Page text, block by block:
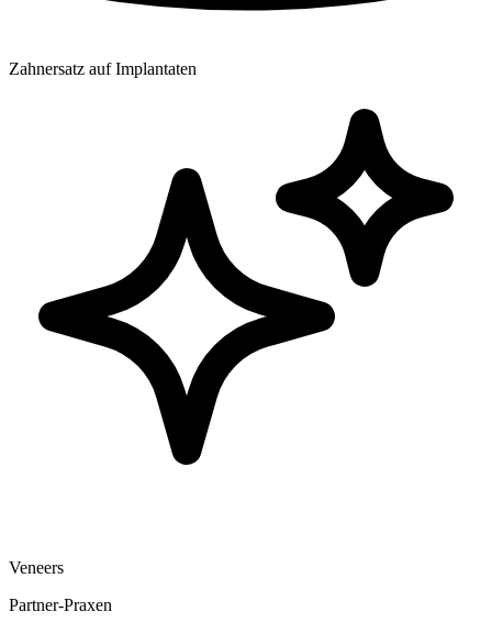
Zahnersatz auf Implantaten
Veneers
Partner-Praxen